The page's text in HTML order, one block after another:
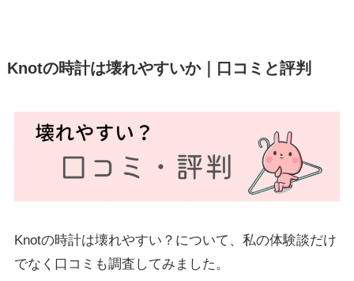
Knotの時計は壊れやすいか｜口コミと評判
Knotの時計は壊れやすい？について、私の体験談だけ
でなく口コミも調査してみました。